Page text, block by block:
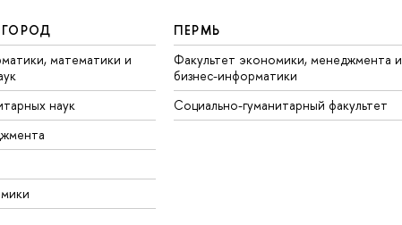
математики и
наук
ПЕРМЬ
Факультет экономики, менеджмента и
бизнес-информатики
Социально-гуманитарный факультет